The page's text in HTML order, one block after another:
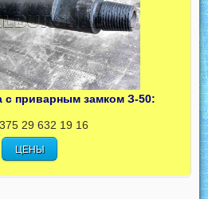
с приварным замком З-50:
29 632 19 16
ЦЕНЫ